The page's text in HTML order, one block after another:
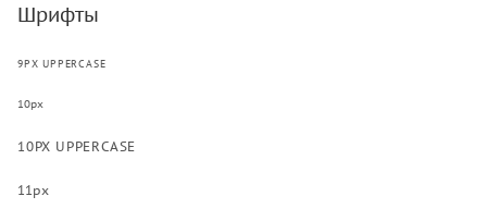
Шрифты
9PX UPPERCASE
10px
10PX UPPERCASE
11px